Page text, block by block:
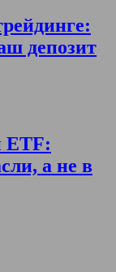
депозит
ETF:
а не в